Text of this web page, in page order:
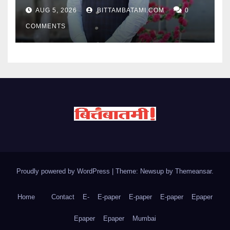
AUG 5, 2026 BITTAMBATAMI.COM 0
COMMENTS
Proudly powered by WordPress | Theme: Newsup by Themeansar.
Home Contact E- E-paper E-paper E-paper Epaper
Epaper Epaper Mumbai